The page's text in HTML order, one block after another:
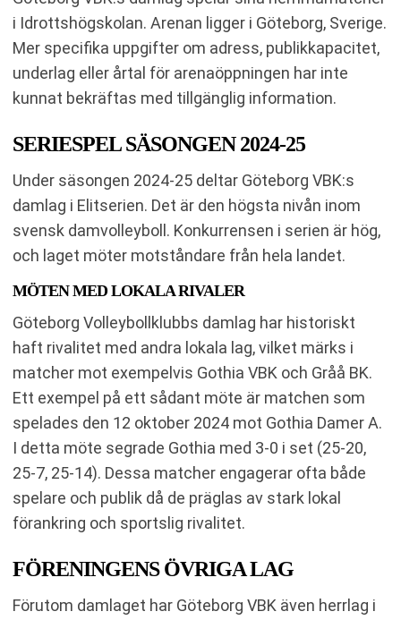
i Idrottshögskolan. Arenan ligger i Göteborg, Sverige.
Mer specifika uppgifter om adress, publikkapacitet,
underlag eller årtal för arenaöppningen har inte
kunnat bekräftas med tillgänglig information.
SERIESPEL SÄSONGEN 2024-25
Under säsongen 2024-25 deltar Göteborg VBK:s
damlag i Elitserien. Det är den högsta nivån inom
svensk damvolleyboll. Konkurrensen i serien är hög,
och laget möter motståndare från hela landet.
MÖTEN MED LOKALA RIVALER
Göteborg Volleybollklubbs damlag har historiskt
haft rivalitet med andra lokala lag, vilket märks i
matcher mot exempelvis Gothia VBK och Gråå BK.
Ett exempel på ett sådant möte är matchen som
spelades den 12 oktober 2024 mot Gothia Damer A.
I detta möte segrade Gothia med 3-0 i set (25-20,
25-7, 25-14). Dessa matcher engagerar ofta både
spelare och publik då de präglas av stark lokal
förankring och sportslig rivalitet.
FÖRENINGENS ÖVRIGA LAG
Förutom damlaget har Göteborg VBK även herrlag i